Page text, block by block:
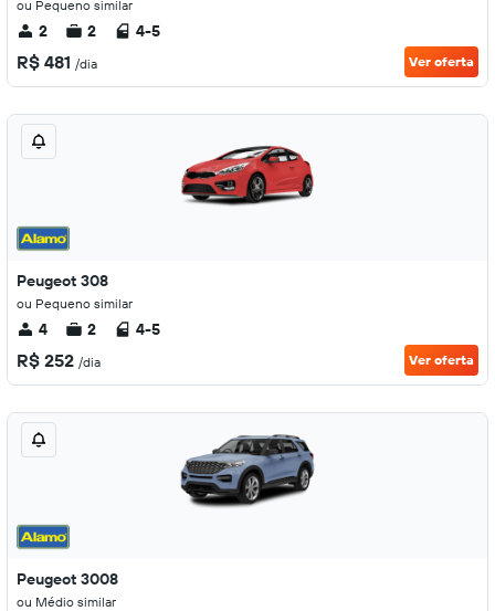
ou Pequeno similar
2 2 4-5
R$ 481 /dia Ver oferta
Peugeot 308
ou Pequeno similar
4 2 4-5
R$ 252 /dia Ver oferta
Peugeot 3008
ou Médio similar